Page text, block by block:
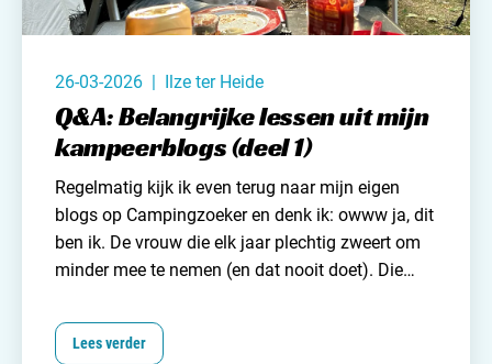
26-03-2026 | Ilze ter Heide
Q&A: Belangrijke lessen uit mijn
kampeerblogs (deel 1)
Regelmatig kijk ik even terug naar mijn eigen
blogs op Campingzoekeren denk ik: owww ja, dit
ben ik. De vrouw die elk jaar plechtig zweert om
minder mee te nemen (en dat nooit doet). Die
omarmt. Die zegt dat comfort niet belangrijk is,
maar wél blij wordt van een lekker bed en weinig
Lees verder